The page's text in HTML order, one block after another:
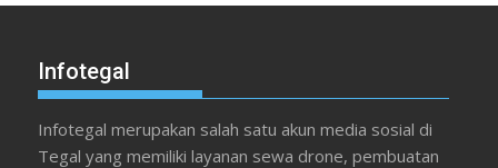
Infotegal
Infotegal merupakan salah satu akun media sosial di
Tegal yang memiliki layanan sewa drone, pembuatan